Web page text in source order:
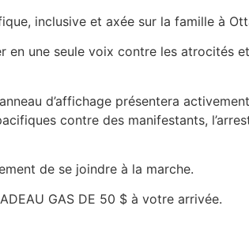
inclusive et axée sur la famille à
en une seule voix contre les atrocités
d’affichage présentera
contre des manifestants,
de se joindre à la marche.
GAS DE 50 $ à votre arrivée.